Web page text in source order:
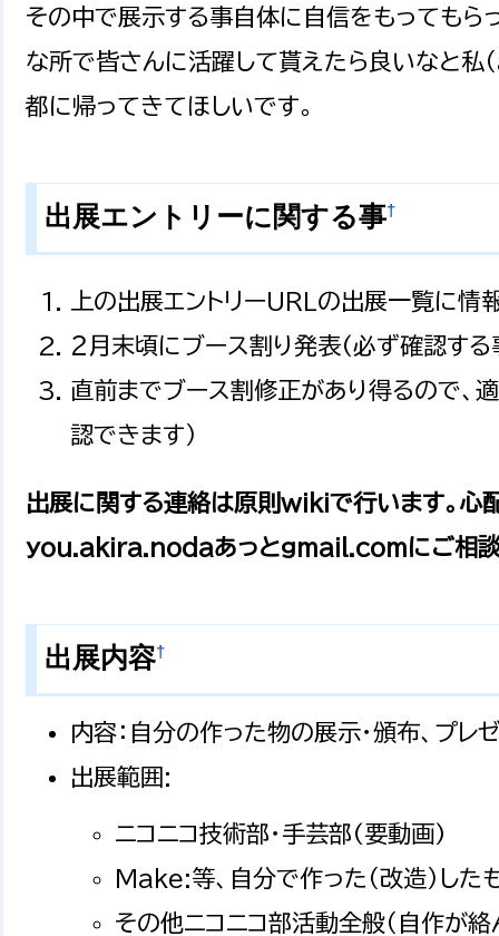
その中で展示する事自体に自信をもっても
な所で皆さんに活躍して貰えたら良いなと私
都に帰ってきてほしいです。
出展エントリーに関する事†
上の出展エントリーURLの出展一覧に
２月末頃にブース割り発表(必ず確認する
直前までブース割修正があり得るので
認できます）
出展に関する連絡は原則wikiで行います。心
you.akira.nodaあっとgmail.comにご相
出展内容†
内容：自分の作った物の展示・頒布、プレ
出展範囲:
ニコニコ技術部・手芸部(要動画)
Make:等、自分で作った（改造）し
その他ニコニコ部活動全般（自作が